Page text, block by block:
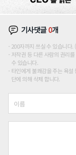
기사댓글0개
200자까지 쓰실 수 있습니
저작권 등 다른 사람의 권리
수 있습니다.
타인에게 불쾌감을 주는 욕
단에 의해 삭제 합니다.